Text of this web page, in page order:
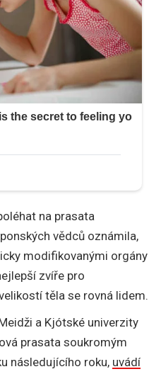
na prasata
vědců oznámila,
modifikovanými orgány
zvíře pro
těla se rovná lidem.
a Kjótské univerzity
prasata soukromým
následujícího roku, uvádí